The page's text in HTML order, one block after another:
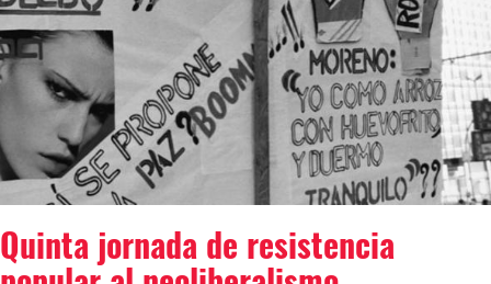
Quinta jornada de resistencia